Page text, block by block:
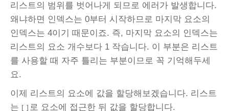
리스트의 범위를 벗어나게 되므로 에러가 발생합니다.
왜냐하면 인덱스는 0부터 시작하므로 마지막 요소의
인덱스는 4이기 때문이죠. 즉, 마지막 요소의 인덱스는
리스트의 요소 개수보다 1 작습니다. 이 부분은 리스트
를 사용할 때 자주 틀리는 부분이므로 꼭 기억해두세
요.
이제 리스트의 요소에 값을 할당해보겠습니다. 리스트
는 [ ] 로 요소에 접근한 뒤 값을 할당합니다.